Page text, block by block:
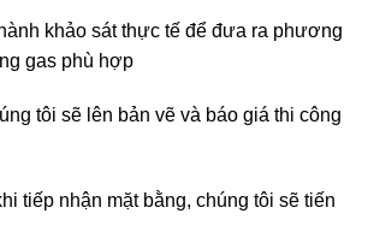
khảo sát thực tế để đưa ra phương
gas phù hợp
tôi sẽ lên bản vẽ và báo giá thi công
tiếp nhận mặt bằng, chúng tôi sẽ tiến